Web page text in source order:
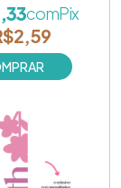
sobre
Ref. BM49
comPix